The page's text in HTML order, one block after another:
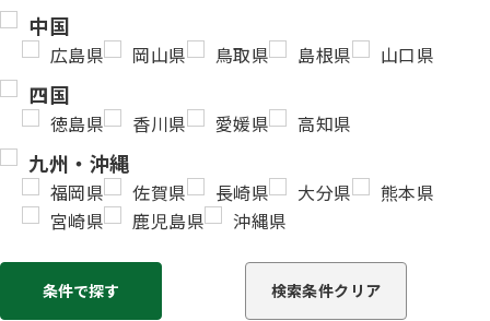
中国
広島県 岡山県 鳥取県 島根県 山口県
四国
徳島県 香川県 愛媛県 高知県
九州・沖縄
福岡県 佐賀県 長崎県 大分県
熊本県
宮崎県
鹿児島県 沖縄県